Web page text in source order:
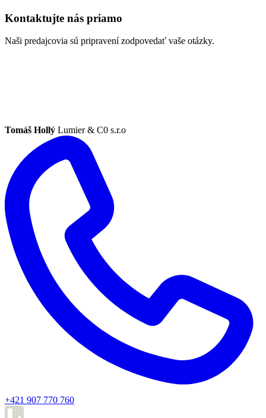
Kontaktujte nás priamo
Naši predajcovia sú pripravení zodpovedať vaše otázky.
Tomáš Hollý Lumier & C0 s.r.o
+421 907 770 760